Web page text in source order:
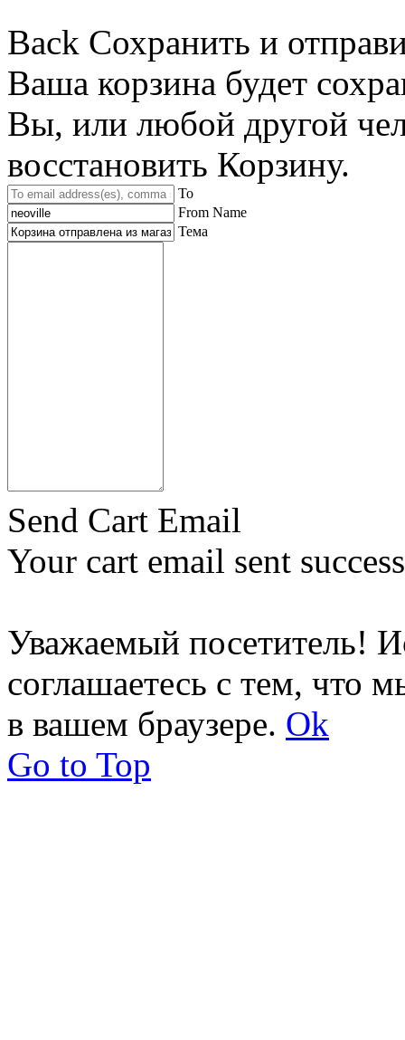
Back Сохранить и
Ваша корзина будет
Вы, или любой другой
восстановить Корзину.
To
From Name
Тема
Send Cart Email
Your cart email sent
Уважаемый посетитель!
соглашаетесь с тем, что
в вашем браузере. Ok
Go to Top